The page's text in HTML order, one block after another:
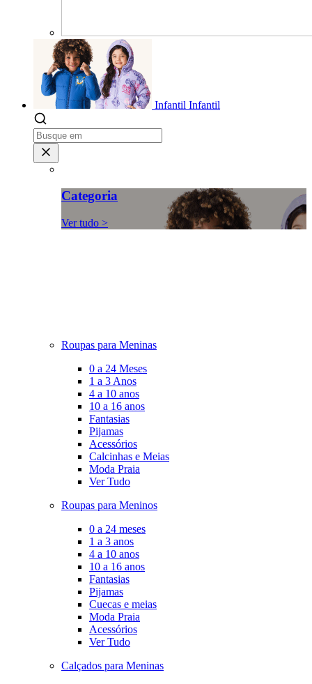
Infantil Infantil
Categoria
Ver tudo >
Roupas para Meninas
0 a 24 Meses
1 a 3 Anos
4 a 10 anos
10 a 16 anos
Fantasias
Pijamas
Acessórios
Calcinhas e Meias
Moda Praia
Ver Tudo
Roupas para Meninos
0 a 24 meses
1 a 3 anos
4 a 10 anos
10 a 16 anos
Fantasias
Pijamas
Cuecas e meias
Moda Praia
Acessórios
Ver Tudo
Calçados para Meninas